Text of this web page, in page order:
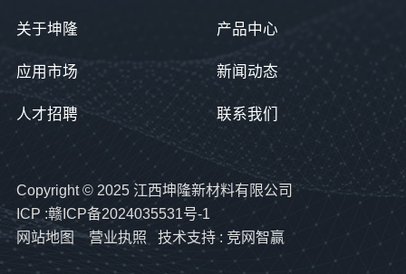
关于坤隆 产品中心
应用市场 新闻动态
人才招聘 联系我们
Copyright © 2025 江西坤隆新材料有限公司
ICP :赣ICP备2024035531号-1
网站地图
营业执照 技术支持 : 竞网智赢